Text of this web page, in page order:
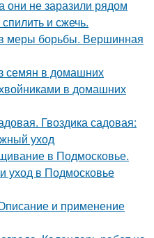
не заразили рядом
и сжечь.
меры борьбы. Вершинная
семян в домашних
в домашних
Гвоздика садовая:
уход
в Подмосковье.
уход в Подмосковье
и применение